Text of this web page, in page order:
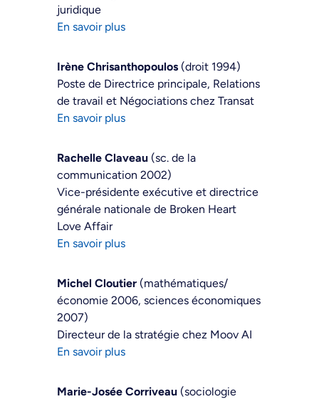
juridique
En savoir plus
Irène Chrisanthopoulos (droit 1994)
Poste de Directrice principale, Relations
de travail et Négociations chez Transat
En savoir plus
Rachelle Claveau (sc. de la
communication 2002)
Vice-présidente exécutive et directrice
générale nationale de Broken Heart
Love Affair
En savoir plus
Michel Cloutier (mathématiques/
économie 2006, sciences économiques
2007)
Directeur de la stratégie chez Moov AI
En savoir plus
Marie-Josée Corriveau (sociologie